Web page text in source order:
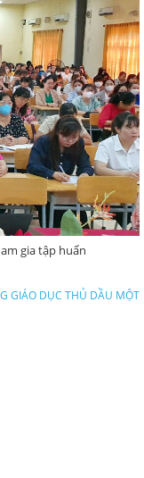
gia tập huấn
GIÁO DỤC THỦ DẦU MỘT